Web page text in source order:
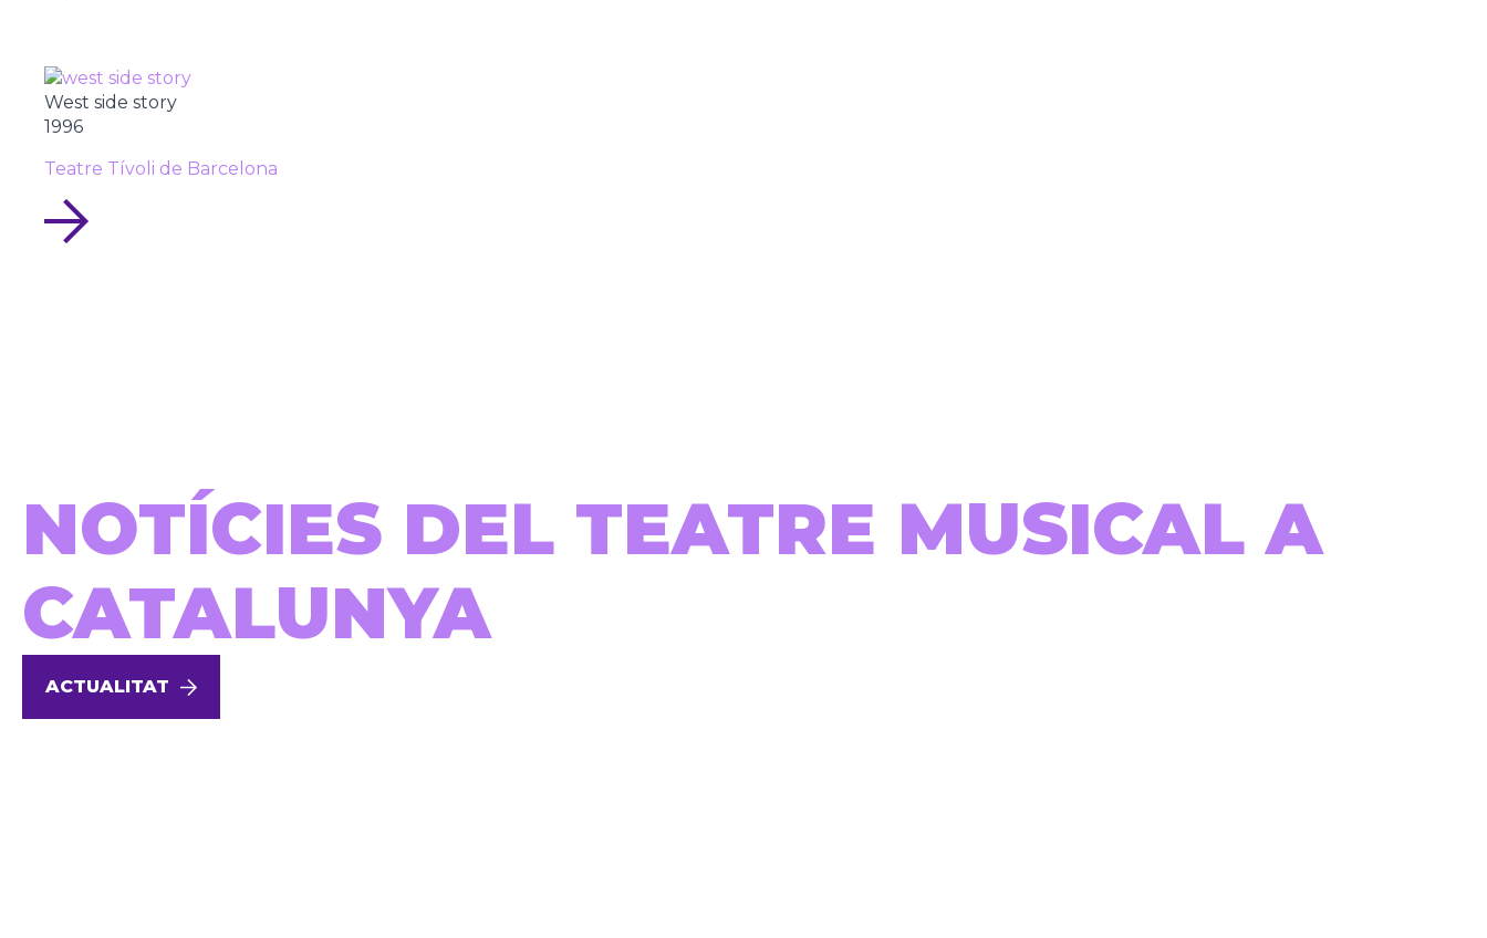
West side story
1996
Teatre Tívoli de Barcelona
NOTÍCIES DEL TEATRE MUSICAL A
CATALUNYA
ACTUALITAT